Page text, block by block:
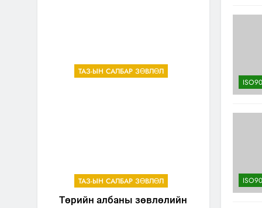
ТАЗ-ЫН САЛБАР ЗӨВЛӨЛ
ТАЗ-ЫН САЛБАР ЗӨВЛӨЛ
Төрийн албаны зөвлөлийн